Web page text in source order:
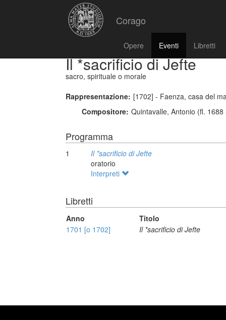
Corago
Opere Eventi Libretti
Il *sacrificio di Jefte
sacro, spirituale o morale
Rappresentazione: [1702] - Faenza, casa del
Compositore: Quintavalle, Antonio (fl. 1688
Programma
1
Il *sacrificio di Jefte
oratorio
Interpreti
Libretti
Anno
Titolo
1701 [o 1702]
Il *sacrificio di Jefte